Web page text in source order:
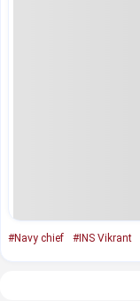
#Navy chief #INS Vikrant